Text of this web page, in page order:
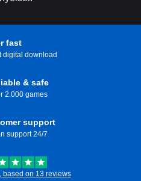
fast
digital download
& safe
2.000 games
support
support 24/7
based on 13 reviews